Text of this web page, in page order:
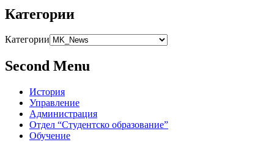
Категории
Категории
Second Menu
История
Управление
Администрация
Отдел “Студентско образование”
Обучение